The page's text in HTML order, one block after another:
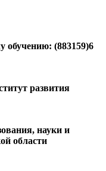
обучению: (883159)6
развития
науки и
области